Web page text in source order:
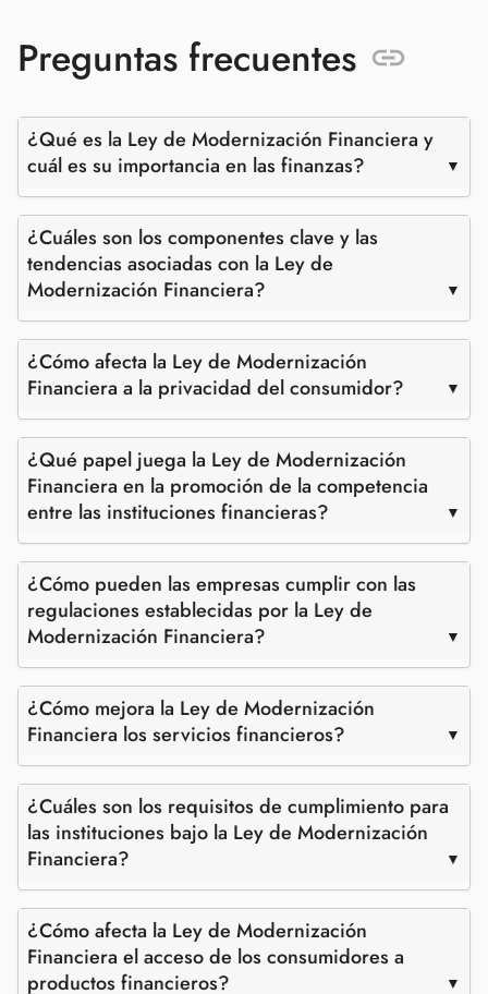
Preguntas frecuentes
¿Qué es la Ley de Modernización Financiera y
cuál es su importancia en las finanzas?
¿Cuáles son los componentes clave y las
tendencias asociadas con la Ley de
Modernización Financiera?
¿Cómo afecta la Ley de Modernización
Financiera a la privacidad del consumidor?
¿Qué papel juega la Ley de Modernización
Financiera en la promoción de la competencia
entre las instituciones financieras?
¿Cómo pueden las empresas cumplir con las
regulaciones establecidas por la Ley de
Modernización Financiera?
¿Cómo mejora la Ley de Modernización
Financiera los servicios financieros?
¿Cuáles son los requisitos de cumplimiento para
las instituciones bajo la Ley de Modernización
Financiera?
¿Cómo afecta la Ley de Modernización
Financiera el acceso de los consumidores a
productos financieros?